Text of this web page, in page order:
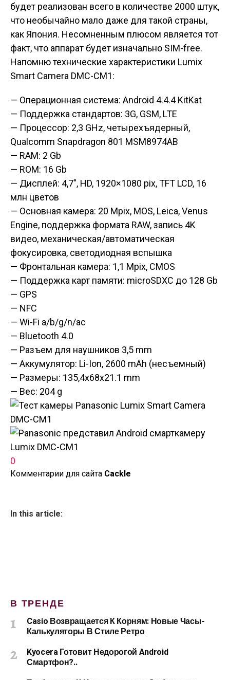
будет реализован всего в количестве 2000 штук,
что необычайно мало даже для такой страны,
как Япония. Несомненным плюсом является тот
факт, что аппарат будет изначально SIM-free.
Напомню технические характеристики Lumix
Smart Camera DMC-CM1:
— Операционная система: Android 4.4.4 KitKat
— Поддержка стандартов: 3G, GSM, LTE
— Процессор: 2,3 GHz, четырехъядерный,
Qualcomm Snapdragon 801 MSM8974AB
— RAM: 2 Gb
— ROM: 16 Gb
— Дисплей: 4,7″, HD, 1920×1080 pix, TFT LCD, 16
млн цветов
— Основная камера: 20 Mpix, MOS, Leica, Venus
Engine, поддержка формата RAW, запись 4K
видео, механическая/автоматическая
фокусировка, светодиодная вспышка
— Фронтальная камера: 1,1 Mpix, CMOS
— Поддержка карт памяти: microSDXC до 128 Gb
— GPS
— NFC
— Wi-Fi a/b/g/n/ac
— Bluetooth 4.0
— Разъем для наушников 3,5 mm
— Аккумулятор: Li-Ion, 2600 mAh (несъемный)
— Размеры: 135,4x68x21.1 mm
— Вес: 204 g
0
Комментарии для сайта Cackle
In this article:
В ТРЕНДЕ
Casio Возвращается К Корням: Новые Часы-
Калькуляторы В Стиле Ретро
Kyocera Готовит Недорогой Android
Смартфон?..